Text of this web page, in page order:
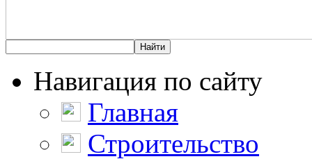
Навигация по сайту
Главная
Строительство